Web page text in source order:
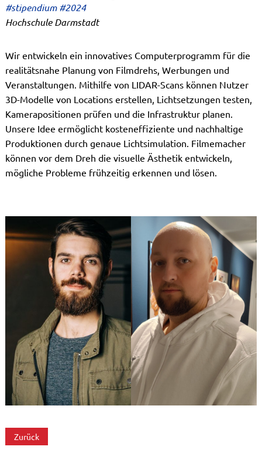
#stipendium #2024
Hochschule Darmstadt
Wir entwickeln ein innovatives Computerprogramm für die
realitätsnahe Planung von Filmdrehs, Werbungen und
Veranstaltungen. Mithilfe von LIDAR-Scans können Nutzer
3D-Modelle von Locations erstellen, Lichtsetzungen testen,
Kamerapositionen prüfen und die Infrastruktur planen.
Unsere Idee ermöglicht kosteneffiziente und nachhaltige
Produktionen durch genaue Lichtsimulation. Filmemacher
können vor dem Dreh die visuelle Ästhetik entwickeln,
mögliche Probleme frühzeitig erkennen und lösen.
Zurück